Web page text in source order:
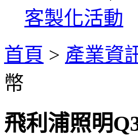
客製化活動
首頁 > 產業資
幣
飛利浦照明